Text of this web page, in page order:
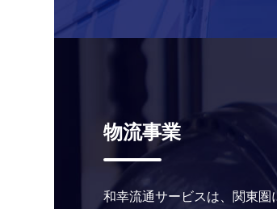
物流事業
和幸流通サービスは、関東